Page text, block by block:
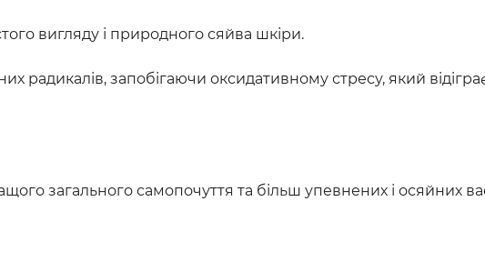
вигляду і природного сяйва шкіри.
радикалів, запобігаючи оксидативному стресу, який
загального самопочуття та більш упевнених і осяйних